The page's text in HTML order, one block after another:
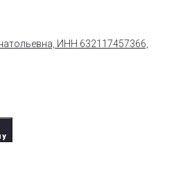
ИНН 632117457366,